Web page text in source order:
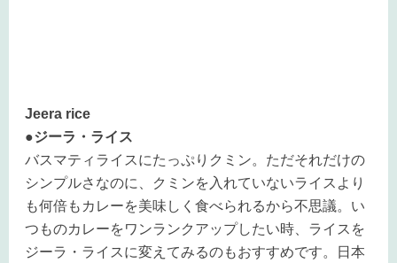
Jeera rice
●ジーラ・ライス
バスマティライスにたっぷりクミン。ただそれだけの
シンプルさなのに、クミンを入れていないライスより
も何倍もカレーを美味しく食べられるから不思議。い
つものカレーをワンランクアップしたい時、ライスを
ジーラ・ライスに変えてみるのもおすすめです。日本